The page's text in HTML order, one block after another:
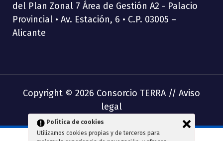
del Plan Zonal 7 Área de Gestión A2 - Palacio
Provincial • Av. Estación, 6 • C.P. 03005 –
Alicante
Copyright © 2026 Consorcio TERRA // Aviso
legal
Política de cookies
Utilizamos cookies propias y de terceros para